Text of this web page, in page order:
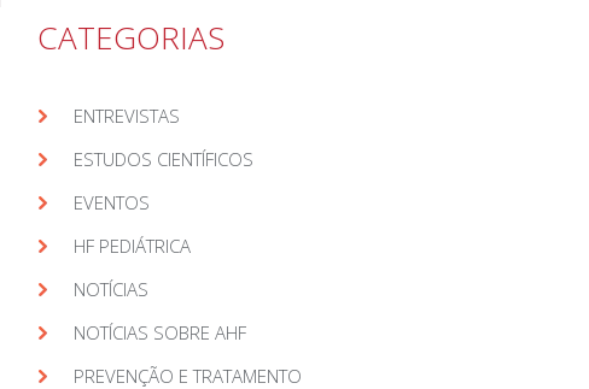
CATEGORIAS
ENTREVISTAS
ESTUDOS CIENTÍFICOS
EVENTOS
HF PEDIÁTRICA
NOTÍCIAS
NOTÍCIAS SOBRE AHF
PREVENÇÃO E TRATAMENTO